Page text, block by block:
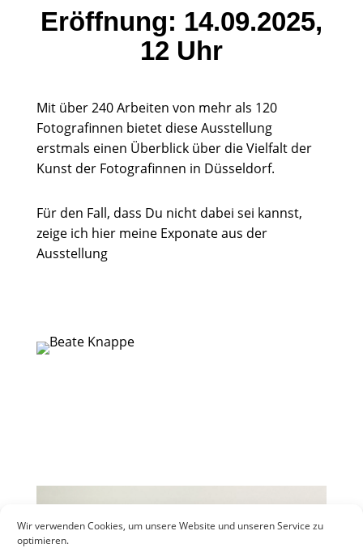
Wir verwenden Cookies, um unsere Website und unseren Service zu
optimieren.
Eröffnung: 14.09.2025,
12 Uhr
Mit über 240 Arbeiten von mehr als 120
Fotografinnen bietet diese Ausstellung
erstmals einen Überblick über die Vielfalt der
Kunst der Fotografinnen in Düsseldorf.
Für den Fall, dass Du nicht dabei sei kannst,
zeige ich hier meine Exponate aus der
Ausstellung